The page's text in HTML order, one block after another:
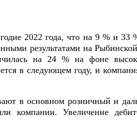
2022 года, что на 9 % и
результатами на
на 24 % на фоне
в следующем году, и
в основном розничный и
Увеличение